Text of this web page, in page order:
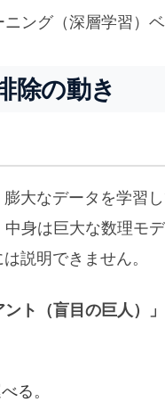
ング（深層学習）ベ
除の動き
大なデータを学習
身は巨大な数理モデ
説明できません。
ト（盲目の巨人）」
る。